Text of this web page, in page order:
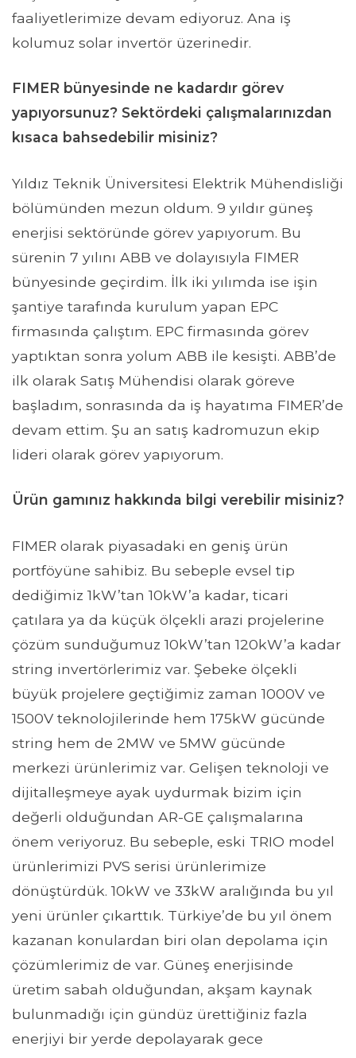
faaliyetlerimize devam ediyoruz. Ana iş
kolumuz solar invertör üzerinedir.
FIMER bünyesinde ne kadardır görev
yapıyorsunuz? Sektördeki çalışmalarınızdan
kısaca bahsedebilir misiniz?
Yıldız Teknik Üniversitesi Elektrik Mühendisliği
bölümünden mezun oldum. 9 yıldır güneş
enerjisi sektöründe görev yapıyorum. Bu
sürenin 7 yılını ABB ve dolayısıyla FIMER
bünyesinde geçirdim. İlk iki yılımda ise işin
şantiye tarafında kurulum yapan EPC
firmasında çalıştım. EPC firmasında görev
yaptıktan sonra yolum ABB ile kesişti. ABB’de
ilk olarak Satış Mühendisi olarak göreve
başladım, sonrasında da iş hayatıma FIMER’de
devam ettim. Şu an satış kadromuzun ekip
lideri olarak görev yapıyorum.
Ürün gamınız hakkında bilgi verebilir misiniz?
FIMER olarak piyasadaki en geniş ürün
portföyüne sahibiz. Bu sebeple evsel tip
dediğimiz 1kW’tan 10kW’a kadar, ticari
çatılara ya da küçük ölçekli arazi projelerine
çözüm sunduğumuz 10kW’tan 120kW’a kadar
string invertörlerimiz var. Şebeke ölçekli
büyük projelere geçtiğimiz zaman 1000V ve
1500V teknolojilerinde hem 175kW gücünde
string hem de 2MW ve 5MW gücünde
merkezi ürünlerimiz var. Gelişen teknoloji ve
dijitalleşmeye ayak uydurmak bizim için
değerli olduğundan AR-GE çalışmalarına
önem veriyoruz. Bu sebeple, eski TRIO model
ürünlerimizi PVS serisi ürünlerimize
dönüştürdük. 10kW ve 33kW aralığında bu yıl
yeni ürünler çıkarttık. Türkiye’de bu yıl önem
kazanan konulardan biri olan depolama için
çözümlerimiz de var. Güneş enerjisinde
üretim sabah olduğundan, akşam kaynak
bulunmadığı için gündüz ürettiğiniz fazla
enerjiyi bir yerde depolayarak gece